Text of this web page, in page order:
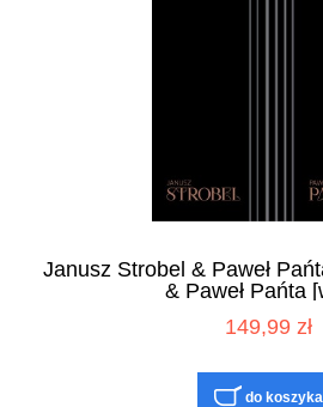
Janusz Strobel & Paweł
& Paweł Pańta
149,99 zł
do koszyka